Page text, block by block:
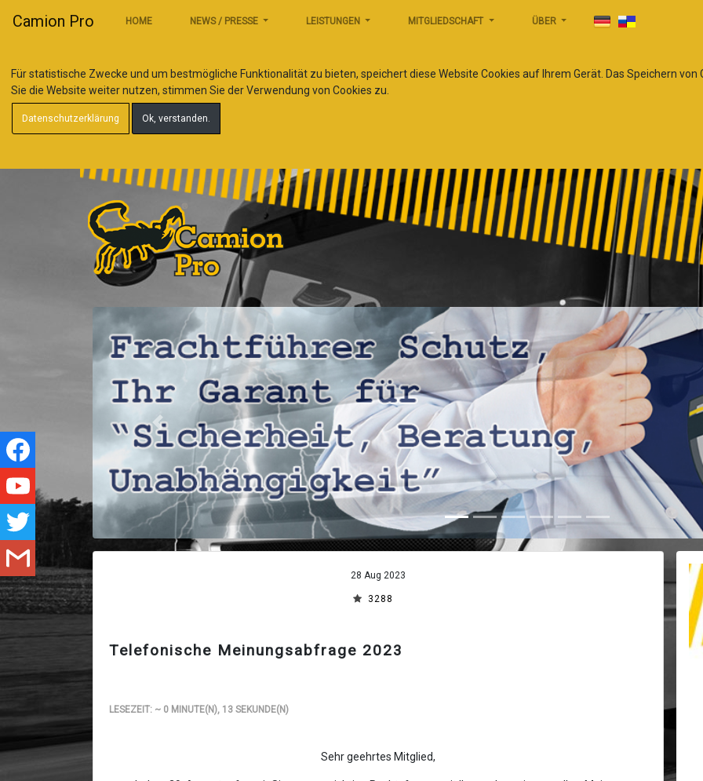
Für statistische Zwecke und um bestmögliche Funktionalität zu bieten, speichert diese Website Cookies auf Ihrem Gerät. Das Speichern
Sie die Website weiter nutzen, stimmen Sie der Verwendung von Cookies zu.
Datenschutzerklärung Ok, verstanden.
Camion Pro HOME NEWS / PRESSE LEISTUNGEN MITGLIEDSCHAFT ÜBER
Zurück
28 Aug 2023
3288
Telefonische Meinungsabfrage 2023
LESEZEIT: ~ 0 MINUTE(N), 13 SEKUNDE(N)
Sehr geehrtes Mitglied,